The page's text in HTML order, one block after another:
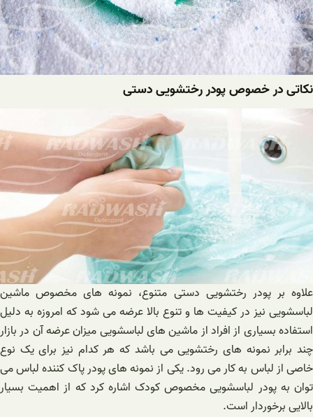
نکاتی در خصوص پودر رختشویی دستی
علاوه بر پودر رختشویی دستی متنوع، نمونه های مخصوص ماشین
لباسشویی نیز در کیفیت ها و تنوع بالا عرضه می شود که امروزه به دلیل
استفاده بسیاری از افراد از ماشین های لباسشویی میزان عرضه آن در بازار
چند برابر نمونه های رختشویی می باشد که هر کدام نیز برای یک نوع
خاصی از لباس به کار می رود. یکی از نمونه های پودر پاک کننده لباس می
توان به پودر لباسشویی مخصوص کودک اشاره کرد که از اهمیت بسیار
بالایی برخوردار است.